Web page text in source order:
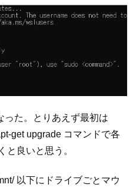
った。とりあえず最初は
get upgrade コマンドで各
と良いと思う。
以下にドライブごとマウ